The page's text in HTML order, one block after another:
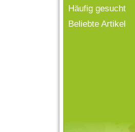
Häufig gesucht
Beliebte Artikel